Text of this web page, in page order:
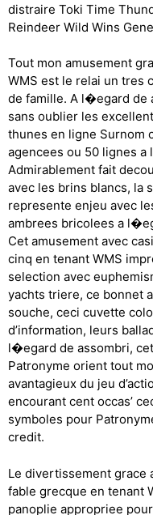
distraire Toki Time
Reindeer Wild Wins
Tout mon amusement
WMS est le relai un tres
de famille. A l�egard de
sans oublier les
thunes en ligne Surnom
agencees ou 50 lignes
Admirablement fait
avec les brins blancs, la
represente enjeu avec
ambrees bricolees a
Cet amusement avec
cinq en tenant WMS
selection avec
yachts triere, ce bonnet
souche, ceci cuvette
d’information, leurs
l�egard de assombri,
Patronyme orient tout
avantagieux du jeu
encourant cent occas’
symboles pour
credit.
Le divertissement grace
fable grecque en tenant
panoplie appropriee